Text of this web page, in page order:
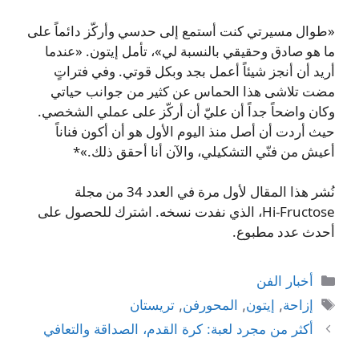
«طوال مسيرتي كنت أستمع إلى حدسي وأركّز دائماً على
ما هو صادق وحقيقي بالنسبة لي»، تأمل إيتون. «عندما
أريد أن أنجز شيئاً أعمل بجد وبكل قوتي. وفي فتراتٍ
مضت تلاشى هذا الحماس عن كثير من جوانب حياتي
وكان واضحاً جداً أن عليّ أن أركّز على عملي الشخصي.
حيث أردت أن أصل منذ اليوم الأول هو أن أكون فناناً
أعيش من فنّي التشكيلي، والآن أنا أحقق ذلك.»*
نُشر هذا المقال لأول مرة في العدد 34 من مجلة
Hi‑Fructose، الذي نفدت نسخه. اشترك للحصول على
أحدث عدد مطبوع.
التصنيفات
أخبار الفن
الوسوم
إزاحة, إيتون, المحورفن,تريستان
أكثر من مجرد لعبة: كرة القدم، الصداقة والتعافي